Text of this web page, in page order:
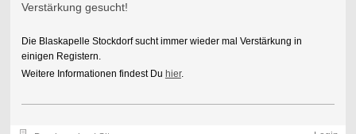
Verstärkung gesucht!
Die Blaskapelle Stockdorf sucht immer wieder mal Verstärkung in
einigen Registern.
Weitere Informationen findest Du hier.